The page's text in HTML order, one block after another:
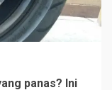
panas? Ini